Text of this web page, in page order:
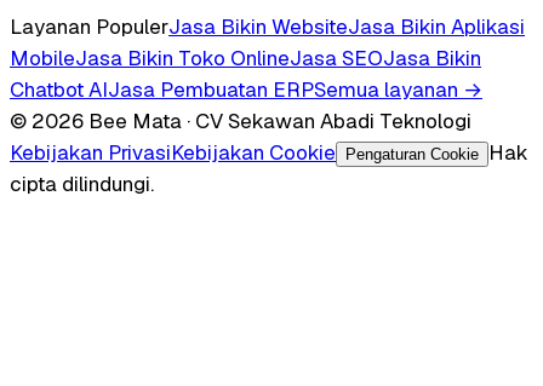
Layanan PopulerJasa Bikin WebsiteJasa Bikin Aplikasi
MobileJasa Bikin Toko OnlineJasa SEOJasa Bikin
Chatbot AIJasa Pembuatan ERPSemua layanan →
© 2026 Bee Mata · CV Sekawan Abadi Teknologi
Kebijakan PrivasiKebijakan Cookie Pengaturan Cookie
Hak
cipta dilindungi.